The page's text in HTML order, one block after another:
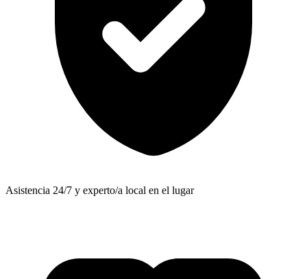
Asistencia 24/7 y experto/a local en el lugar